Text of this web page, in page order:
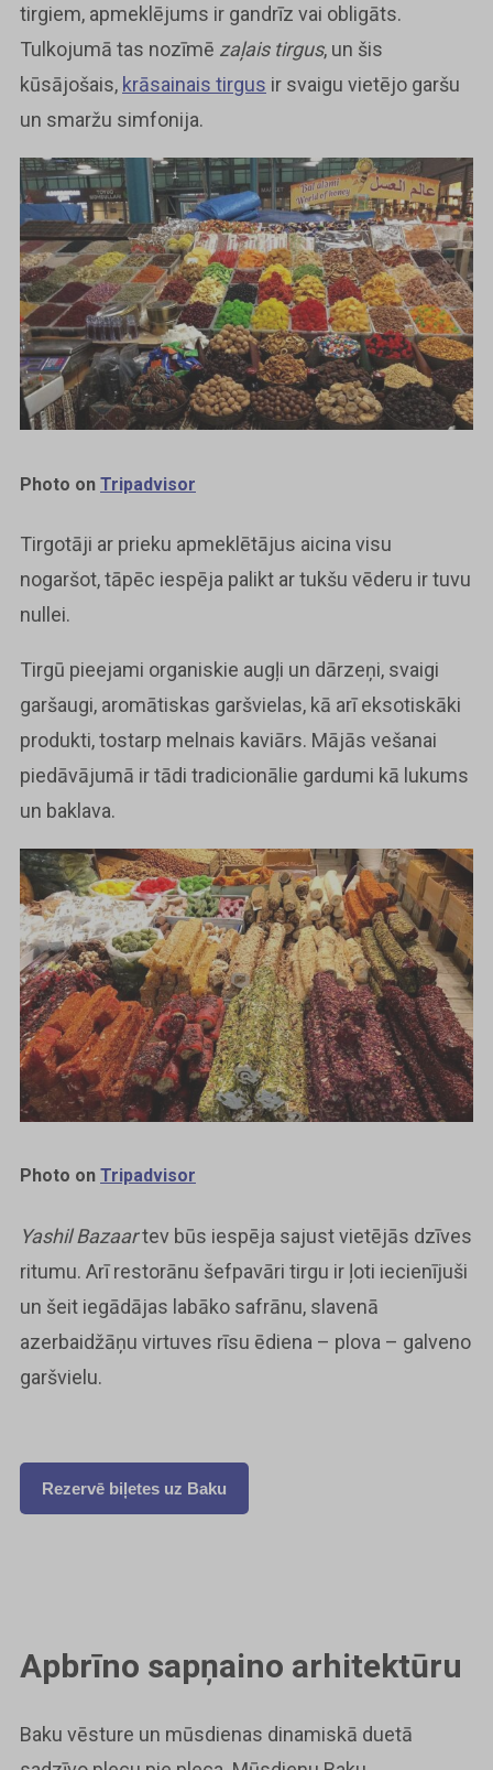
tirgiem, apmeklējums ir gandrīz vai obligāts.
Tulkojumā tas nozīmē zaļais tirgus, un šis
kūsājošais, krāsainais tirgus ir svaigu vietējo garšu
un smaržu simfonija.
Photo on Tripadvisor
Tirgotāji ar prieku apmeklētājus aicina visu
nogaršot, tāpēc iespēja palikt ar tukšu vēderu ir tuvu
nullei.
Tirgū pieejami organiskie augļi un dārzeņi, svaigi
garšaugi, aromātiskas garšvielas, kā arī eksotiskāki
produkti, tostarp melnais kaviārs. Mājās vešanai
piedāvājumā ir tādi tradicionālie gardumi kā lukums
un baklava.
Photo on Tripadvisor
Yashil Bazaartev būs iespēja sajust vietējās dzīves
ritumu. Arī restorānu šefpavāri tirgu ir ļoti iecienījuši
un šeit iegādājas labāko safrānu, slavenā
azerbaidžāņu virtuves rīsu ēdiena – plova – galveno
garšvielu.
Rezervē biļetes uz Baku
Apbrīno sapņaino arhitektūru
Baku vēsture un mūsdienas dinamiskā duetā